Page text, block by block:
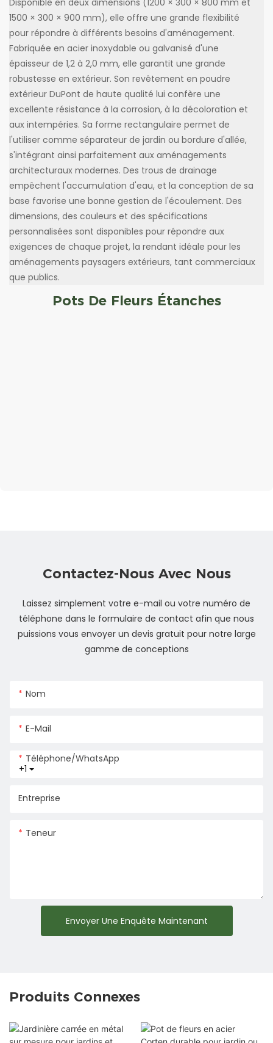
Disponible en deux dimensions (1200 × 300 × 800 mm et
1500 × 300 × 900 mm), elle offre une grande flexibilité
pour répondre à différents besoins d'aménagement.
Fabriquée en acier inoxydable ou galvanisé d'une
épaisseur de 1,2 à 2,0 mm, elle garantit une grande
robustesse en extérieur. Son revêtement en poudre
extérieur DuPont de haute qualité lui confère une
excellente résistance à la corrosion, à la décoloration et
aux intempéries. Sa forme rectangulaire permet de
l'utiliser comme séparateur de jardin ou bordure d'allée,
s'intégrant ainsi parfaitement aux aménagements
architecturaux modernes. Des trous de drainage
empêchent l'accumulation d'eau, et la conception de sa
base favorise une bonne gestion de l'écoulement. Des
dimensions, des couleurs et des spécifications
personnalisées sont disponibles pour répondre aux
exigences de chaque projet, la rendant idéale pour les
aménagements paysagers extérieurs, tant commerciaux
que publics.
Pots De Fleurs Étanches
Contactez-Nous Avec Nous
Laissez simplement votre e-mail ou votre numéro de
téléphone dans le formulaire de contact afin que nous
puissions vous envoyer un devis gratuit pour notre large
gamme de conceptions
Nom
E-Mail
+1
Téléphone/WhatsApp
Entreprise
Teneur
Envoyer Une Enquête Maintenant
Produits Connexes